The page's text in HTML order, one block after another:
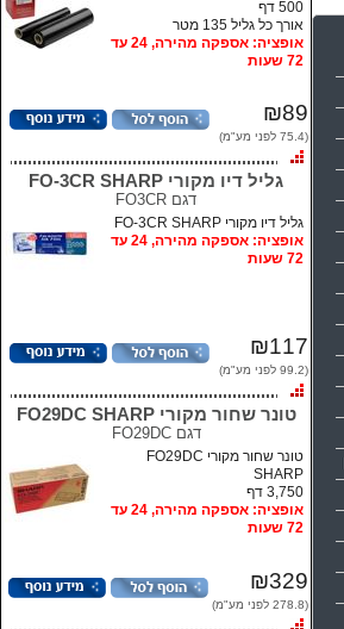
500 דף
אורך כל גליל 135 מטר
אופציה: אספקה מהירה, 24 עד
72 שעות
₪89
(75.4 לפני מע"מ)
גליל דיו מקורי FO-3CR SHARP
דגם FO3CR
גליל דיו מקורי FO-3CR SHARP
אופציה: אספקה מהירה, 24 עד
72 שעות
₪117
(99.2 לפני מע"מ)
טונר שחור מקורי FO29DC SHARP
דגםFO29DC
טונר שחור מקורי FO29DC
SHARP
3,750 דף
אופציה: אספקה מהירה, 24 עד
72 שעות
₪329
(278.8 לפני מע"מ)